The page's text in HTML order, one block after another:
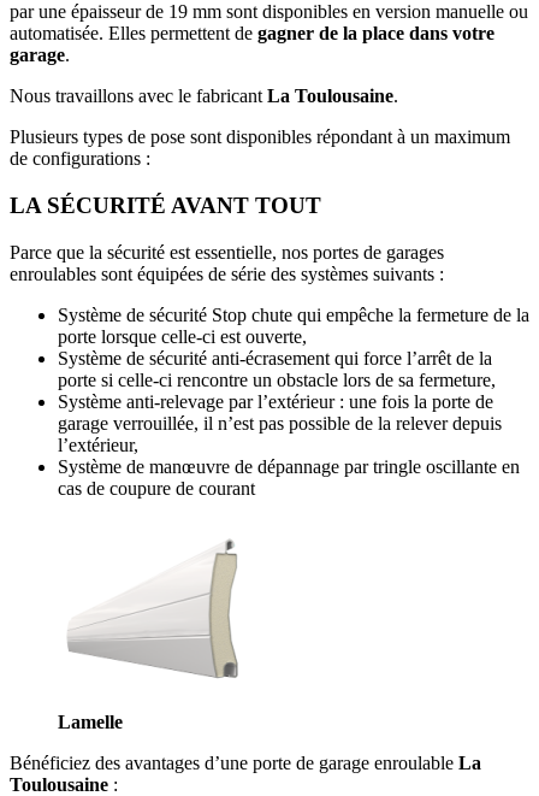
par une épaisseur de 19 mm sont disponibles en version manuelle ou
automatisée. Elles permettent de gagner de la place dans votre
garage.
Nous travaillons avec le fabricant La Toulousaine.
Plusieurs types de pose sont disponibles répondant à un maximum
de configurations :
LA SÉCURITÉ AVANT TOUT
Parce que la sécurité est essentielle, nos portes de garages
enroulables sont équipées de série des systèmes suivants :
Système de sécurité Stop chute qui empêche la fermeture de la
porte lorsque celle-ci est ouverte,
Système de sécurité anti-écrasement qui force l’arrêt de la
porte si celle-ci rencontre un obstacle lors de sa fermeture,
Système anti-relevage par l’extérieur : une fois la porte de
garage verrouillée, il n’est pas possible de la relever depuis
l’extérieur,
Système de manœuvre de dépannage par tringle oscillante en
cas de coupure de courant
Lamelle
Bénéficiez des avantages d’une porte de garage enroulable La
Toulousaine :